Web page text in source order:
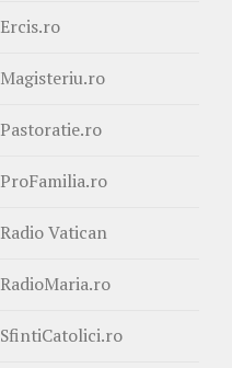
Ercis.ro
Magisteriu.ro
Pastoratie.ro
ProFamilia.ro
Radio Vatican
RadioMaria.ro
SfintiCatolici.ro